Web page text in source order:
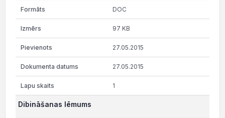
DOC
97 KB
27.05.2015
27.05.2015
1
Dibināšanas lēmums